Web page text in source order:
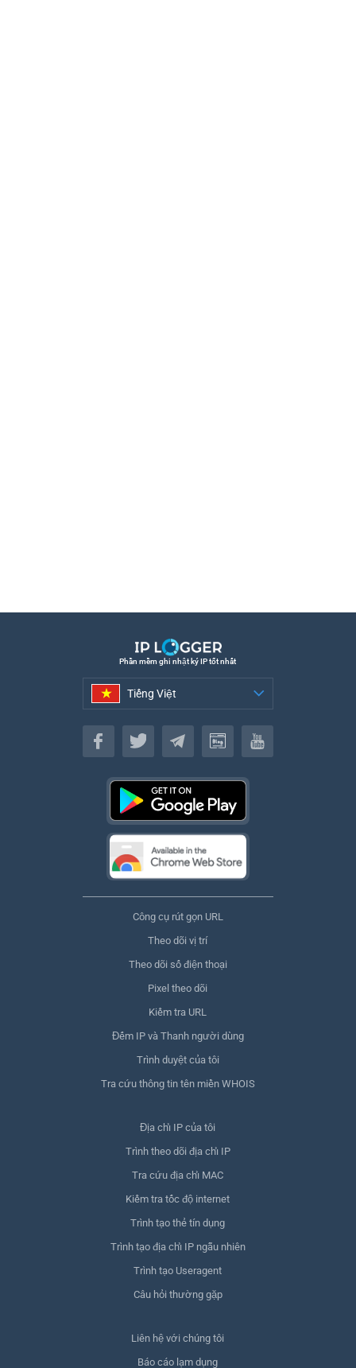
Phần mềm ghi nhật ký IP tốt nhất
Tiếng Việt
Tiếng Việt
Công cụ rút gọn URL
Theo dõi vị trí
Theo dõi số điện thoại
Pixel theo dõi
Kiểm tra URL
Đếm IP và Thanh người dùng
Trình duyệt của tôi
Tra cứu thông tin tên miền WHOIS
Địa chỉ IP của tôi
Trình theo dõi địa chỉ IP
Tra cứu địa chỉ MAC
Kiểm tra tốc độ internet
Trình tạo thẻ tín dụng
Trình tạo địa chỉ IP ngẫu nhiên
Trình tạo Useragent
Câu hỏi thường gặp
Liên hệ với chúng tôi
Báo cáo lạm dụng